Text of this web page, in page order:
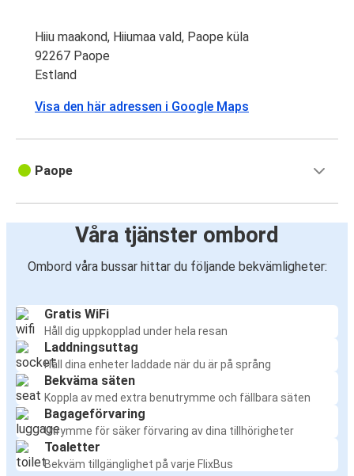
Hiiu maakond, Hiiumaa vald, Paope küla
92267 Paope
Estland
Visa den här adressen i Google Maps
Paope
Våra tjänster ombord
Ombord våra bussar hittar du följande bekvämligheter:
Gratis WiFi
Håll dig uppkopplad under hela resan
Laddningsuttag
Håll dina enheter laddade när du är på språng
Bekväma säten
Koppla av med extra benutrymme och fällbara säten
Bagageförvaring
Utrymme för säker förvaring av dina tillhörigheter
Toaletter
Bekväm tillgänglighet på varje FlixBus